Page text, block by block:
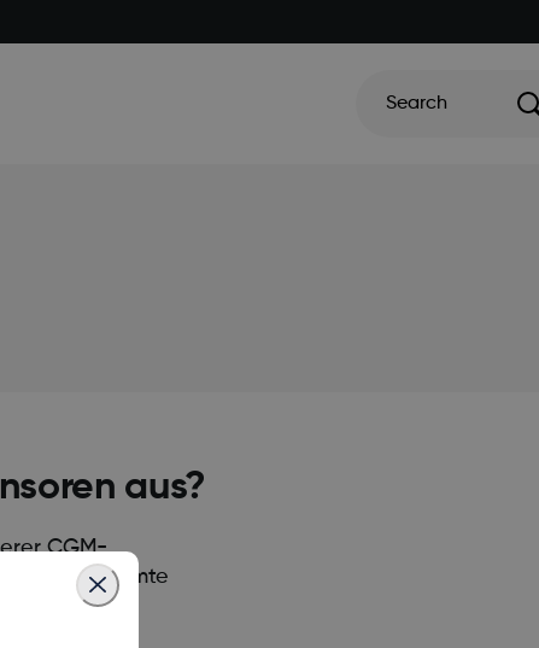
Search
aus?
CGM-
für ihre gesamte
die Dexcom